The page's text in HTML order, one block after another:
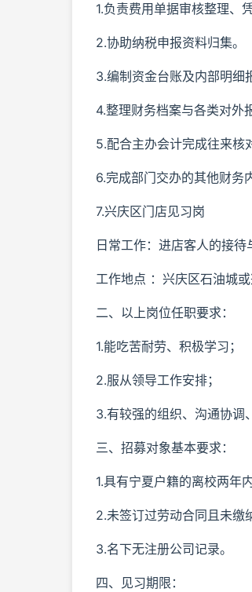
1.负责费用单据审核整理、
2.协助纳税申报资料归集。
3.编制资金台账及内部明细
4.整理财务档案与各类对外
5.配合主办会计完成往来核
6.完成部门交办的其他财务
7.兴庆区门店见习岗
日常工作：进店客人的接待
工作地点 ：兴庆区石油城
二、以上岗位任职要求：
1.能吃苦耐劳、积极学习；
2.服从领导工作安排；
3.有较强的组织、沟通协调
三、招募对象基本要求：
1.具有宁夏户籍的离校两年
2.未签订过劳动合同且未缴
3.名下无注册公司记录。
四、见习期限：